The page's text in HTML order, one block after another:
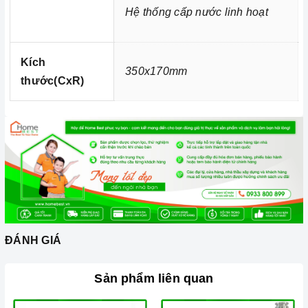
Ảnh minh họa
Vòi nước Argo G-2521 trang bị 2 đường nước nóng, lạnh
Hệ thống cấp nước linh hoạt
Kích
thước(CxR)
350x170mm
ĐÁNH GIÁ
Sản phẩm liên quan